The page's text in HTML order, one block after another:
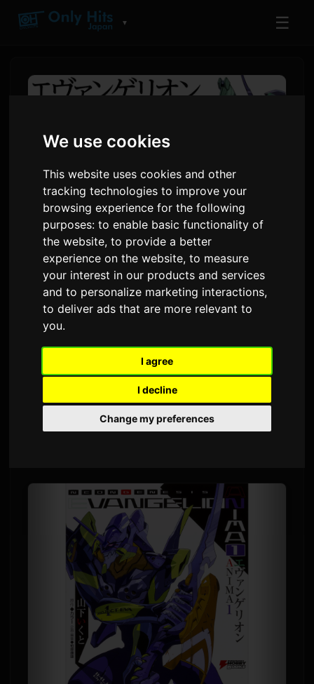
We use cookies
This website uses cookies and other
tracking technologies to improve your
browsing experience for the following
purposes:to enable basic functionality of
the website,to provide a better
experience on the website,to measure
your interest in our products and services
and to personalize marketing interactions,
to deliver ads that are more relevant to
you.
I agree
I decline
Change my preferences
▼ ☰
एव्हान्गेलियन ANIMA स्पिन-ऑफ
कादंबरी मालिका ऑडियोबुक म्हणून
उपलब्ध
Samद्वारे
ऑफिशियल स्पिन-ऑफ कादंबरी मालिका 'एव्हान्गेलियन ANIMA'
आता ऑडियोबुक म्हणून उपलब्ध आहे. पहिला खंड सध्या ऑडिबल